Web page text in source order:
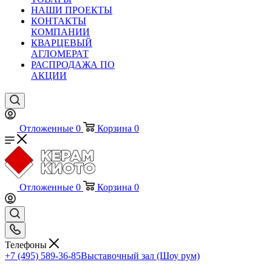
НАШИ ПРОЕКТЫ
КОНТАКТЫ
КОМПАНИИ
КВАРЦЕВЫЙ
АГЛОМЕРАТ
РАСПРОДАЖА ПО
АКЦИИ
Отложенные 0 Корзина 0
Отложенные 0 Корзина 0
Телефоны
+7 (495) 589-36-85Выставочный зал (Шоу рум)